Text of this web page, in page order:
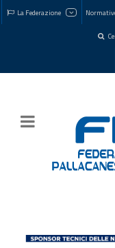
La Federazione